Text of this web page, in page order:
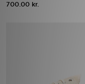
700.00 kr.